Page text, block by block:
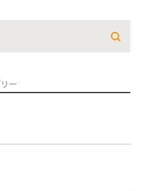
ー